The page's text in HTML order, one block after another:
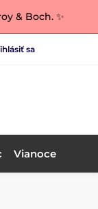
& Boch. ✨
sa
Vianoce